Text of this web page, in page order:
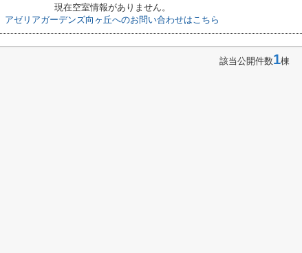
現在空室情報がありません。
アゼリアガーデンズ向ヶ丘へのお問い合わせはこちら
該当公開件数1棟